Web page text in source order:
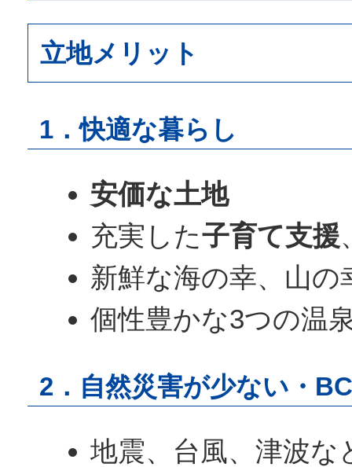
立地メリット
1．快適な暮らし
安価な土地
充実した子育て支援
新鮮な海の幸、山の
個性豊かな3つの温
2．自然災害が少ない・
地震、台風、津波な